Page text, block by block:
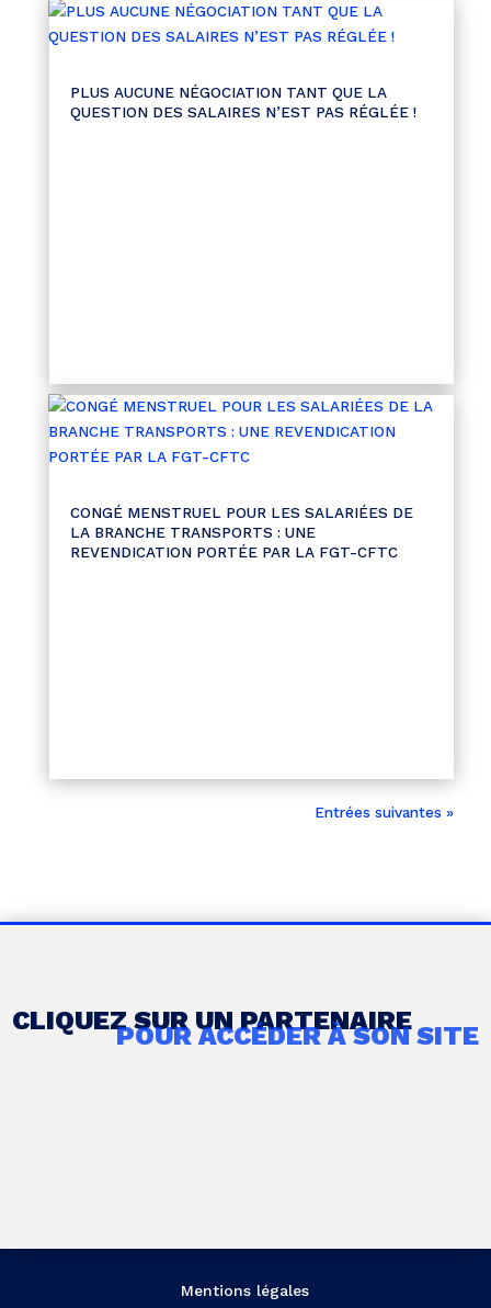
PLUS AUCUNE NÉGOCIATION TANT QUE LA
QUESTION DES SALAIRES N’EST PAS RÉGLÉE !
CONGÉ MENSTRUEL POUR LES SALARIÉES DE
LA BRANCHE TRANSPORTS : UNE
REVENDICATION PORTÉE PAR LA FGT-CFTC
Entrées suivantes »
CLIQUEZ SUR UN PARTENAIRE
POUR ACCÉDER À SON SITE
Mentions légales